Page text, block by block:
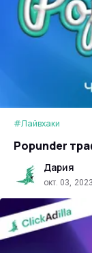
#Лайвхаки
Popunder
Дария
окт. 03, 2023